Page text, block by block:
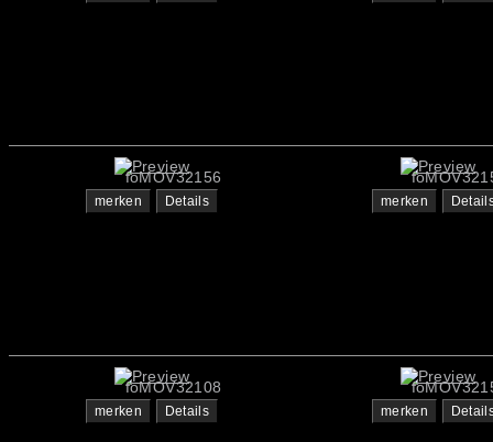
foMOV32156
merken Details merken
foMOV32108
merken Details merken